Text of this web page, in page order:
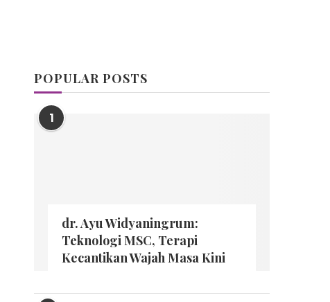
POPULAR POSTS
1
dr. Ayu Widyaningrum:
Teknologi MSC, Terapi
Kecantikan Wajah Masa Kini